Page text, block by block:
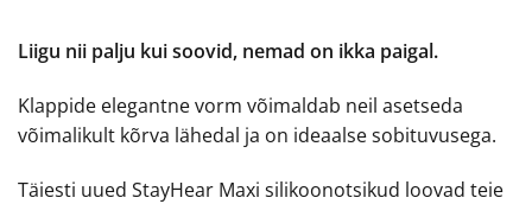
Liigu nii palju kui soovid, nemad on ikka paigal.
Klappide elegantne vorm võimaldab neil asetseda
võimalikult kõrva lähedal ja on ideaalse sobituvusega.
Täiesti uued StayHear Maxi silikoonotsikud loovad teie